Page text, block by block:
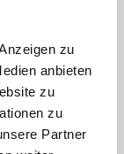
zu
anbieten
zu
zu
Partner
ihres Vaters
an zu gehen,
und wenn
Als es
schön, dass